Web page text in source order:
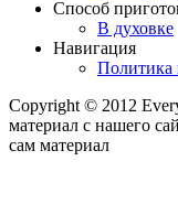
Способ
В духовке
Навигация
Политика
Copyright © 2012
материал с нашего
сам материал